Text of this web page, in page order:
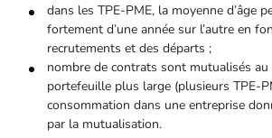
dans les TPE‑PME, la moyenne d’âge
fortement d’une année sur l’autre en
recrutements et des départs ;
nombre de contrats sont mutualisés au
portefeuille plus large (plusieurs
consommation dans une entreprise
par la mutualisation.